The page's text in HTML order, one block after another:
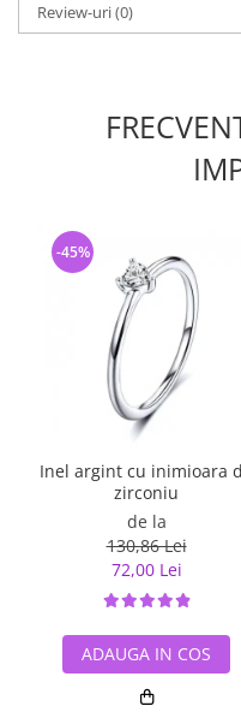
Review-uri(0)
Inel argint cu inimioara
zirconiu
de la
130,86 Lei
72,00 Lei
-45%
ADAUGA IN COS